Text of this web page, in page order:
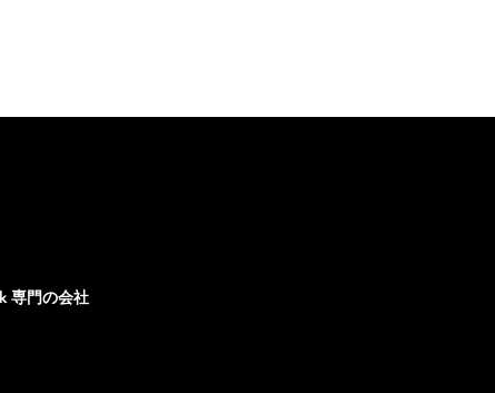
専門の会社